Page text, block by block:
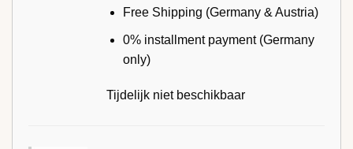
Free Shipping (Germany & Austria)
0% installment payment (Germany
only)
Tijdelijk niet beschikbaar